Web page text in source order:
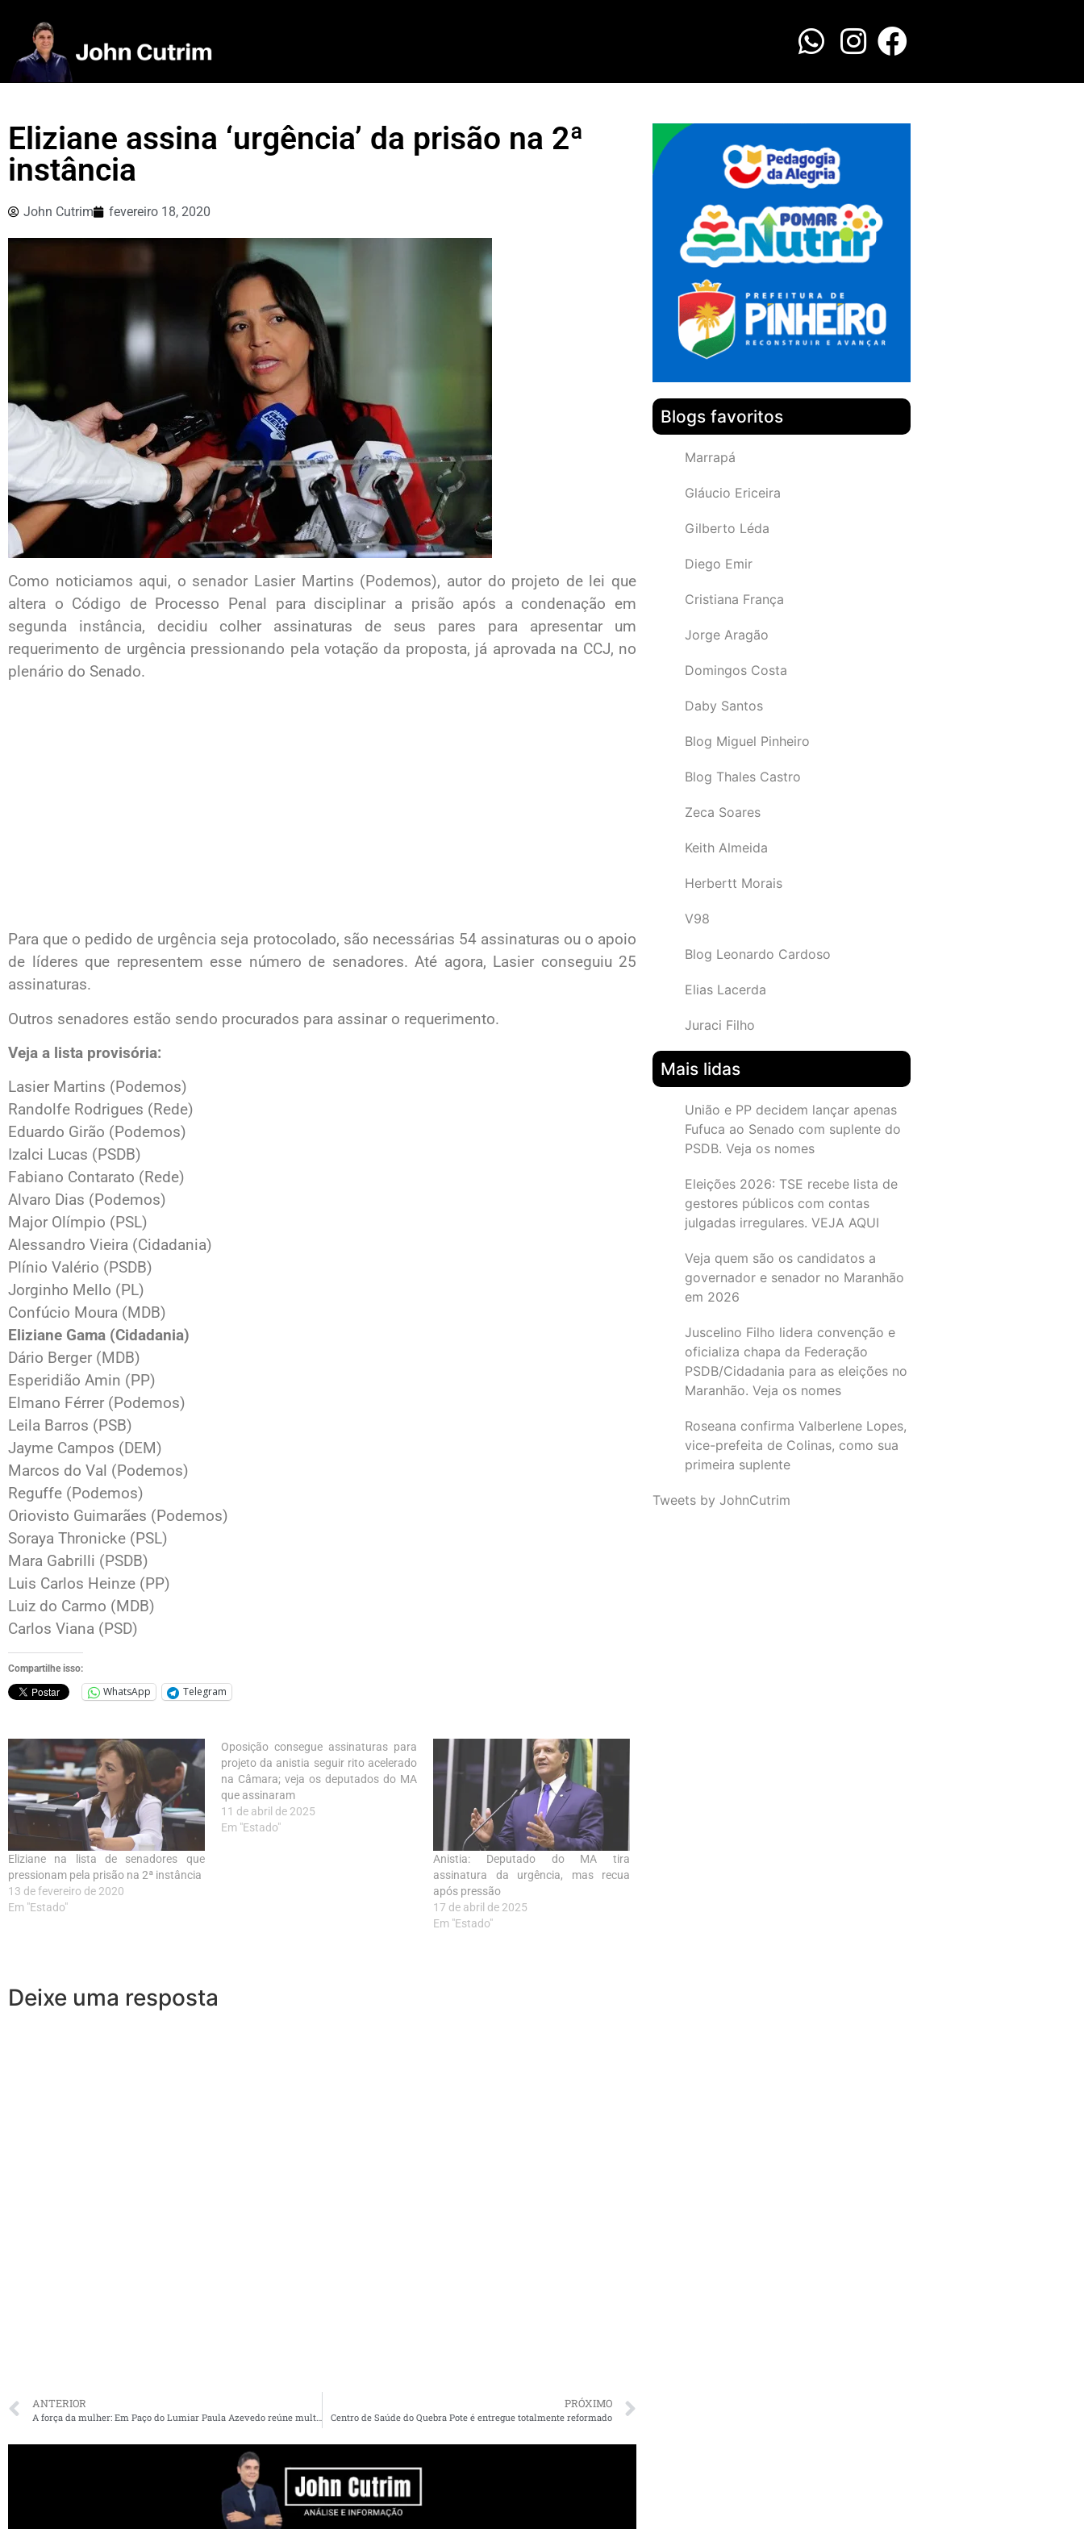
Eliziane assina ‘urgência’ da prisão na 2ª
instância
John Cutrim fevereiro 18, 2020
Como noticiamos aqui, o senador Lasier Martins (Podemos), autor do projeto de lei que
altera o Código de Processo Penal para disciplinar a prisão após a condenação em
segunda instância, decidiu colher assinaturas de seus pares para apresentar um
requerimento de urgência pressionando pela votação da proposta, já aprovada na CCJ, no
plenário do Senado.
Para que o pedido de urgência seja protocolado, são necessárias 54 assinaturas ou o apoio
de líderes que representem esse número de senadores. Até agora, Lasier conseguiu 25
assinaturas.
Outros senadores estão sendo procurados para assinar o requerimento.
Veja a lista provisória:
Lasier Martins (Podemos)
Randolfe Rodrigues (Rede)
Eduardo Girão (Podemos)
Izalci Lucas (PSDB)
Fabiano Contarato (Rede)
Alvaro Dias (Podemos)
Major Olímpio (PSL)
Alessandro Vieira (Cidadania)
Plínio Valério (PSDB)
Jorginho Mello (PL)
Confúcio Moura (MDB)
Eliziane Gama (Cidadania)
Dário Berger (MDB)
Esperidião Amin (PP)
Elmano Férrer (Podemos)
Leila Barros (PSB)
Jayme Campos (DEM)
Marcos do Val (Podemos)
Reguffe (Podemos)
Oriovisto Guimarães (Podemos)
Soraya Thronicke (PSL)
Mara Gabrilli (PSDB)
Luis Carlos Heinze (PP)
Luiz do Carmo (MDB)
Carlos Viana (PSD)
Compartilhe isso:
WhatsApp Telegram
Eliziane na lista de senadores que
pressionam pela prisão na 2ª instância
13 de fevereiro de 2020
Em "Estado"
Oposição consegue assinaturas para
projeto da anistia seguir rito acelerado
na Câmara; veja os deputados do MA
que assinaram
11 de abril de 2025
Em "Estado"
Anistia: Deputado do MA tira
assinatura da urgência, mas recua
após pressão
17 de abril de 2025
Em "Estado"
Deixe uma resposta
ANTERIOR
A força da mulher: Em Paço do Lumiar Paula Azevedo reúne multidão no Movimento 65
PRÓXIMO
Centro de Saúde do Quebra Pote é entregue totalmente reformado
Blogs favoritos
Marrapá
Gláucio Ericeira
Gilberto Léda
Diego Emir
Cristiana França
Jorge Aragão
Domingos Costa
Daby Santos
Blog Miguel Pinheiro
Blog Thales Castro
Zeca Soares
Keith Almeida
Herbertt Morais
V98
Blog Leonardo Cardoso
Elias Lacerda
Juraci Filho
Mais lidas
União e PP decidem lançar apenas
Fufuca ao Senado com suplente do
PSDB. Veja os nomes
Eleições 2026: TSE recebe lista de
gestores públicos com contas
julgadas irregulares. VEJA AQUI
Veja quem são os candidatos a
governador e senador no Maranhão
em 2026
Juscelino Filho lidera convenção e
oficializa chapa da Federação
PSDB/Cidadania para as eleições no
Maranhão. Veja os nomes
Roseana confirma Valberlene Lopes,
vice-prefeita de Colinas, como sua
primeira suplente
Tweets by JohnCutrim